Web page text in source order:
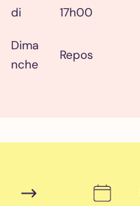
di
17h00
Dima
nche
Repos